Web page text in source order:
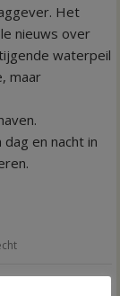
Het
nieuws over
waterpeil
maar
en nacht in